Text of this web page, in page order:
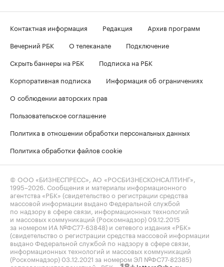
Контактная информация Редакция
Архив программ
Вечерний РБК
О телеканале
Подключение
Скрыть баннеры на РБК
Подписка на РБК
Корпоративная подписка
Информация об ограничениях
О соблюдении авторских прав
Пользовательское соглашение
Политика в отношении обработки персональных данных
Политика обработки файлов cookie
© ООО «БИЗНЕСПРЕСС», АО «РОСБИЗНЕСКОНСАЛТИНГ»,
1995–2026 . Сообщения и материалы информационного
агентства «РБК» (свидетельство о регистрации средства
массовой информации выдано Федеральной службой
по надзору в сфере связи, информационных технологий
и массовых коммуникаций (Роскомнадзор) 09.12.2015
за номером ИА №ФС77-63848) и сетевого издания «РБК»
(свидетельство о регистрации средства массовой информации
выдано Федеральной службой по надзору в сфере связи,
информационных технологий и массовых коммуникаций
(Роскомнадзор) 03.12.2021 за номером ЭЛ №ФС77-82385)